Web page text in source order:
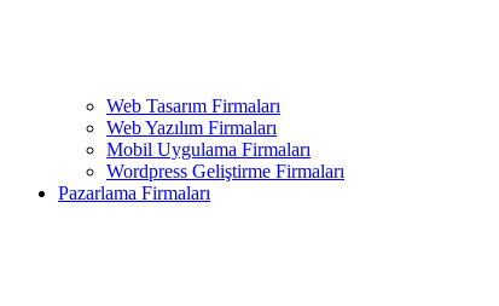
Web Tasarım Firmaları
Web Yazılım Firmaları
Mobil Uygulama Firmaları
Wordpress Geliştirme Firmaları
Pazarlama Firmaları